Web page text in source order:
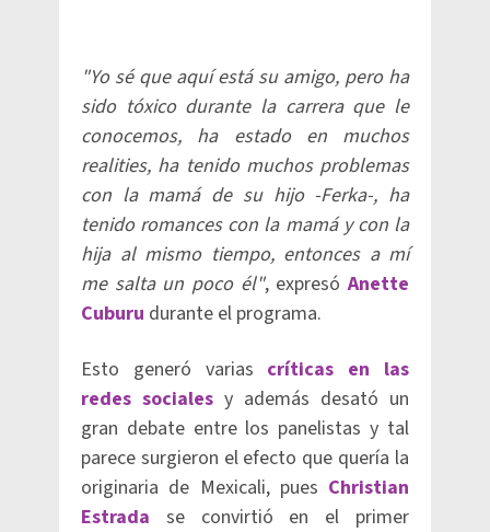
"Yo sé que aquí está su amigo, pero ha
sido tóxico durante la carrera que le
conocemos, ha estado en muchos
realities, ha tenido muchos problemas
con la mamá de su hijo -Ferka-, ha
tenido romances con la mamá y con la
hija al mismo tiempo, entonces a mí
me salta un poco él", expresóAnette
Cuburu durante el programa.
Esto generó varias críticas en las
redes sociales y además desató un
gran debate entre los panelistas y tal
parece surgieron el efecto que quería la
originaria de Mexicali, pues Christian
Estrada se convirtió en el primer